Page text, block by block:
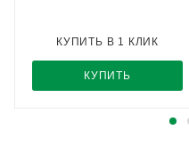
КУПИТЬ
КУПИТЬ В 1 КЛИК